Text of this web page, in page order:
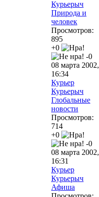
Курьерыч
Природа и
человек
Просмотров:
895
+0
-0
08 марта 2002,
16:34
Курьер
Курьерыч
Глобальные
новости
Просмотров:
714
+0
-0
08 марта 2002,
16:31
Курьер
Курьерыч
Афиша